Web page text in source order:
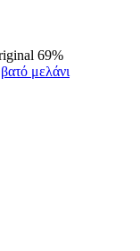
69%
μελάνι